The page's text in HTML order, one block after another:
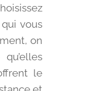
vous
on
le